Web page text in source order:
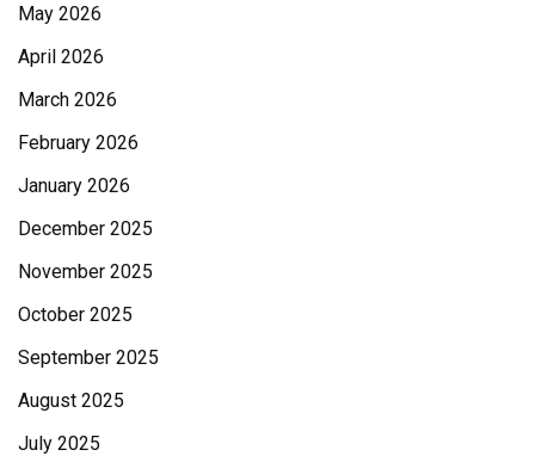
May 2026
April 2026
March 2026
February 2026
January 2026
December 2025
November 2025
October 2025
September 2025
August 2025
July 2025